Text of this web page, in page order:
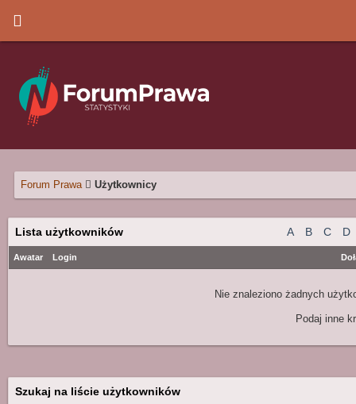
Forum Prawa Użytkownicy
A B C D
Lista użytkowników
Awatar Login
Nie znaleziono żadnych
Podaj inne
Szukaj na liście użytkowników